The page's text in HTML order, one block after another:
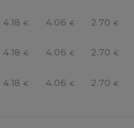
4.18 € 4.06 € 2.70 €
4.18 € 4.06 € 2.70 €
4.18 € 4.06 € 2.70 €